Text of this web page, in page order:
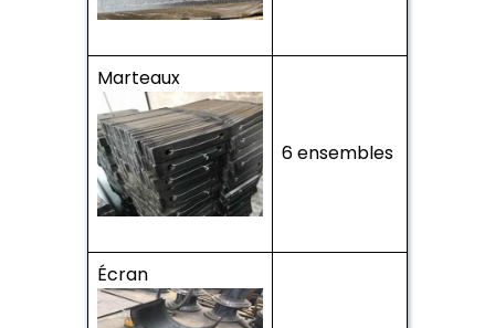
Marteaux
6 ensembles
Écran